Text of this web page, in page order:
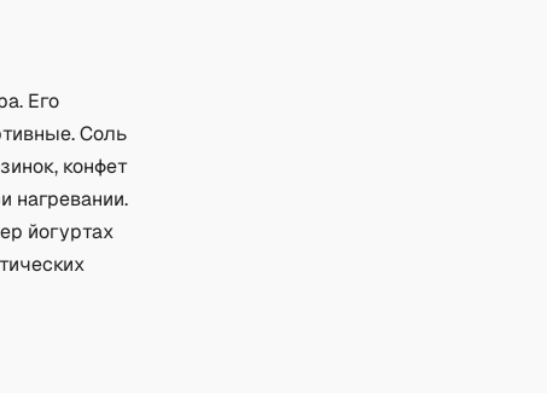
Его
Соль
конфет
нагревании.
йогуртах